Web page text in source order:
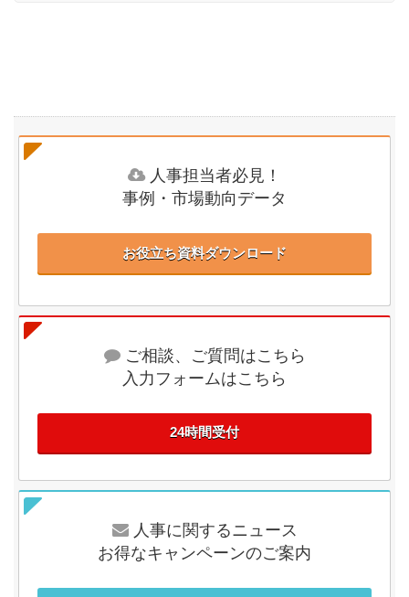
人事担当者必見！
事例・市場動向データ
お役立ち資料ダウンロード
ご相談、ご質問はこちら
入力フォームはこちら
24時間受付
人事に関するニュース
お得なキャンペーンのご案内